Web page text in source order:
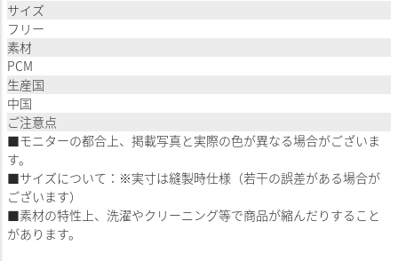
サイズ
フリー
素材
PCM
生産国
中国
ご注意点
■モニターの都合上、掲載写真と実際の色が異なる場合がございま
す。
■サイズについて：※実寸は縫製時仕様（若干の誤差がある場合が
ございます）
■素材の特性上、洗濯やクリーニング等で商品が縮んだりすること
があります。